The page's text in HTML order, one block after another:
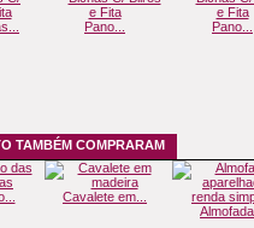
Pano... Pano...
TAMBÉM COMPRARAM
Cavalete em...